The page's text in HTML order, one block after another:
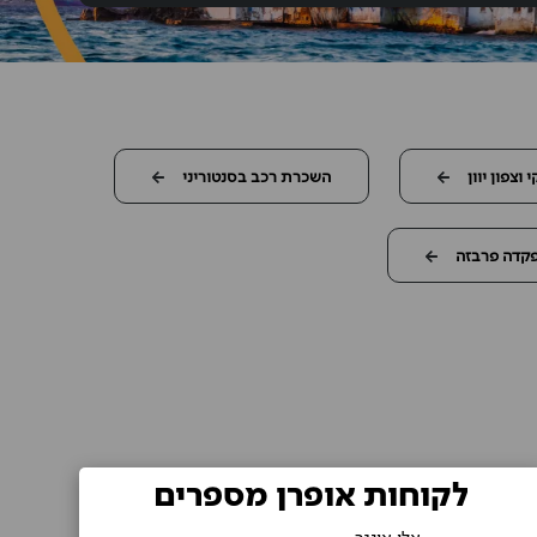
יוון השכרת רכב בסנטוריני
פרבזה
לקוחות אופרן מספרים